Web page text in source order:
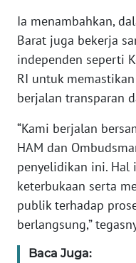
Ia menambahkan,
Barat juga bekerja
independen seperti
RI untuk
berjalan transparan
“Kami berjalan
HAM dan
penyelidikan ini.
keterbukaan serta
publik terhadap
berlangsung,”
Baca Juga:
WN
NTT
WN
KEPRI
WN
PAPUA
WN
PAPUA
BARAT
WN
RIAU